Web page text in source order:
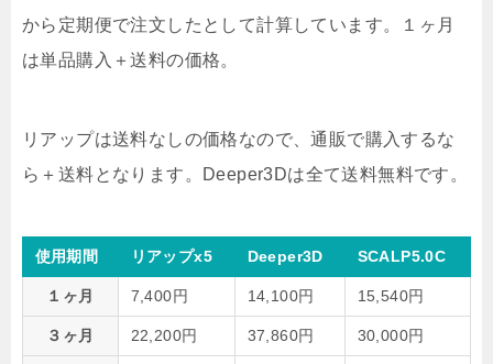
から定期便で注文したとして計算しています。１ヶ月
は単品購入＋送料の価格。
リアップは送料なしの価格なので、通販で購入するな
ら＋送料となります。Deeper3Dは全て送料無料です。
使用期間 リアップx5 Deeper3D SCALP5.0C
１ヶ月 7,400円 14,100円 15,540円
３ヶ月 22,200円 37,860円 30,000円